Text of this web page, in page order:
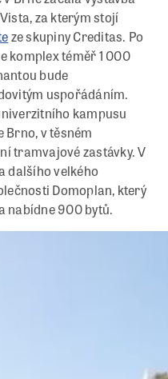
za kterým stojí
ze skupiny Creditas. Po
komplex téměř 1 000
bude
uspořádáním.
kampusu
Brno, v těsném
tramvajové zastávky. V
dalšího velkého
Domoplan, který
nabídne 900 bytů.